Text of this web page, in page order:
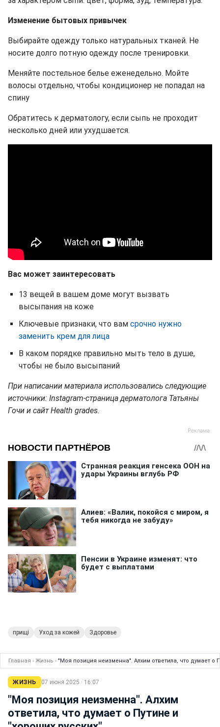
Изменение бытовых привычек
Выбирайте одежду только натуральных тканей. Не
носите долго потную одежду после тренировки.
Меняйте постельное белье еженедельно. Мойте
волосы отдельно, чтобы кондиционер не попадал на
спину
Обратитесь к дерматологу, если сыпь не проходит
несколько дней или ухудшается.
Вас может заинтересовать
13 вещей в вашем доме могут вызвать
высыпания на коже
Ключевые признаки, что вам срочно нужно
заменить крем для лица
В каком порядке правильно мыть тело в душе,
чтобы не было высыпаний
При написании материала использовались следующие
источники: Instagram-страница дерматолога Татьяны
Гочи и сайт Health grades.
прищі Уход за кожей Здоровье
Главная › Жизнь › "Моя позиция неизменна". Алхим ответила, что думает о
ЖИЗНЬ 07 июня 2025 · 16:07
"Моя позиция неизменна". Алхим
ответила, что думает о Путине и